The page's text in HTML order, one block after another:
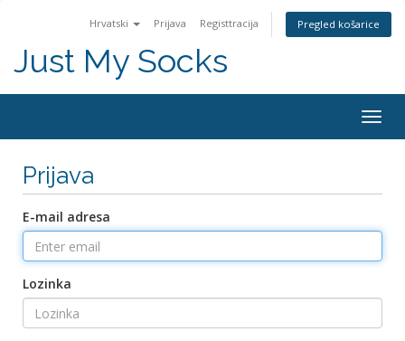
Hrvatski Prijava Registtracija Pregled košarice
Just My Socks
Prijava
E-mail adresa
Lozinka